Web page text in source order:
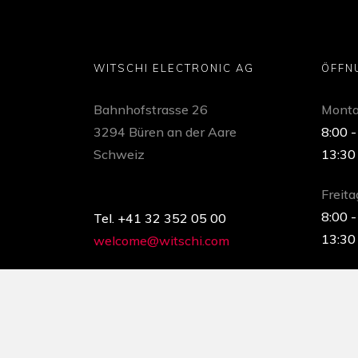
WITSCHI ELECTRONIC AG
Bahnhofstrasse 26
3294 Büren an der Aare
Schweiz
Tel. +41 32 352 05 00
welcome@witschi.com
8:00
8:00